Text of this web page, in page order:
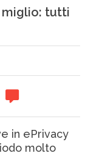
miglio: tutti
in ePrivacy
molto